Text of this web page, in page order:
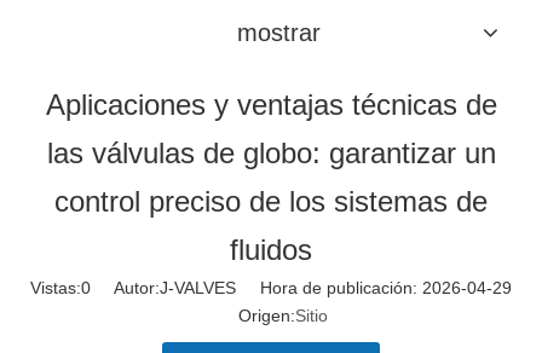
mostrar
Aplicaciones y ventajas técnicas de
las válvulas de globo: garantizar un
control preciso de los sistemas de
fluidos
Vistas:0 Autor:J-VALVES Hora de publicación: 2026-04-29
Origen:Sitio